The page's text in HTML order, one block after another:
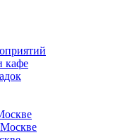
кафе